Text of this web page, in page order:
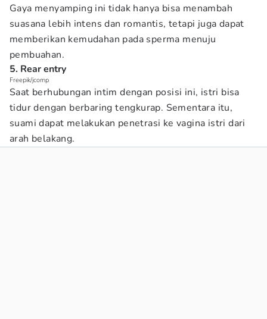
Gaya menyamping ini tidak hanya bisa menambah
suasana lebih intens dan romantis, tetapi juga dapat
memberikan kemudahan pada sperma menuju
pembuahan.
5. Rear entry
Freepik/jcomp
Saat berhubungan intim dengan posisi ini, istri bisa
tidur dengan berbaring tengkurap. Sementara itu,
suami dapat melakukan penetrasi ke vagina istri dari
arah belakang.